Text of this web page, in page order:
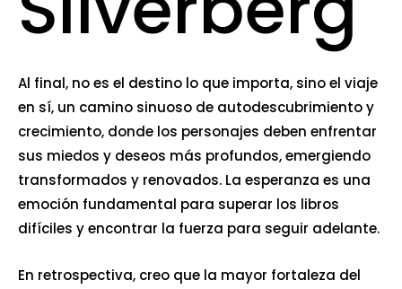
Al final, no es el destino lo que importa, sino el viaje
en sí, un camino sinuoso de autodescubrimiento y
crecimiento, donde los personajes deben enfrentar
sus miedos y deseos más profundos, emergiendo
transformados y renovados. La esperanza es una
emoción fundamental para superar los libros
difíciles y encontrar la fuerza para seguir adelante.
En retrospectiva, creo que la mayor fortaleza del